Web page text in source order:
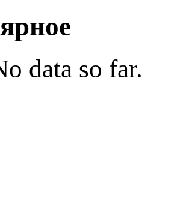
data so far.